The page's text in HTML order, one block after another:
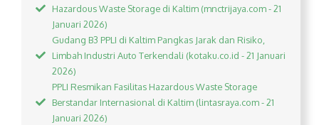
Hazardous Waste Storage di Kaltim (mnctrijaya.com - 21
Januari 2026)
Gudang B3 PPLI di Kaltim Pangkas Jarak dan Risiko,
Limbah Industri Auto Terkendali (kotaku.co.id - 21 Januari
2026)
PPLI Resmikan Fasilitas Hazardous Waste Storage
Berstandar Internasional di Kaltim (lintasraya.com - 21
Januari 2026)